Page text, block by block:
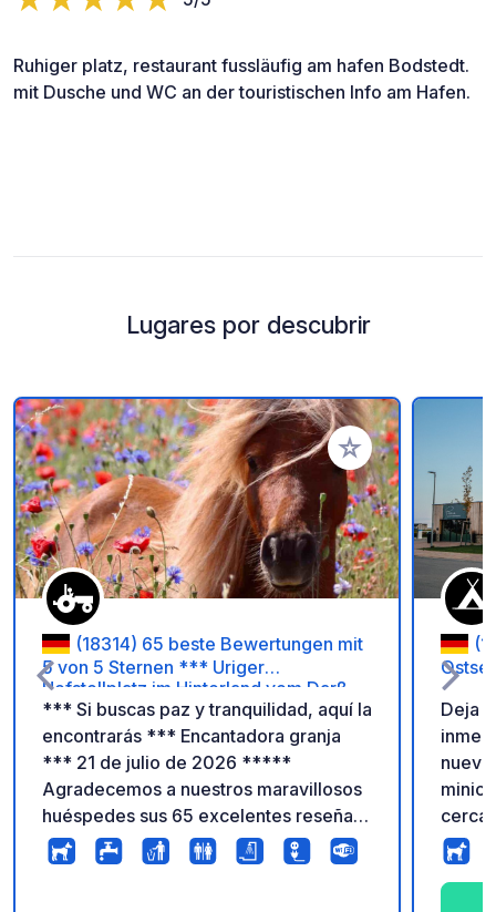
Ruhiger platz, restaurant fussläufig am hafen Bodstedt.
mit Dusche und WC an der touristischen Info am Hafen.
Lugares por descubrir
Añadir a tus
(18314) 65 beste Bewertungen mit
5 von 5 Sternen *** Uriger
Hofstellplatz im Hinterland vom Darß
***
*** Si buscas paz y tranquilidad, aquí la
encontrarás *** Encantadora granja
*** 21 de julio de 2026 *****
Agradecemos a nuestros maravillosos
huéspedes sus 65 excelentes reseñas
con 5 de 5 estrellas ***** Muchas
gracias de parte de Ritter-Zipke *****
Deja
cerca
inolvidables.